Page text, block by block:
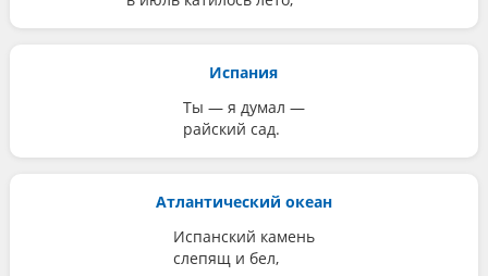
Испания
Ты — я думал —
райский сад.
Атлантический океан
Испанский камень
слепящ и бел,